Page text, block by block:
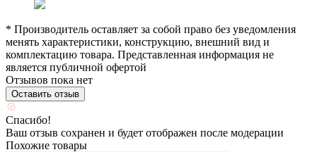
* Производитель оставляет за собой право без уведомления
менять характеристики, конструкцию, внешний вид и
комплектацию товара. Представленная информация не
является публичной офертой
Отзывов пока нет
Оставить отзыв
Спасибо!
Ваш отзыв сохранен и будет отображен после модерации
Похожие товары